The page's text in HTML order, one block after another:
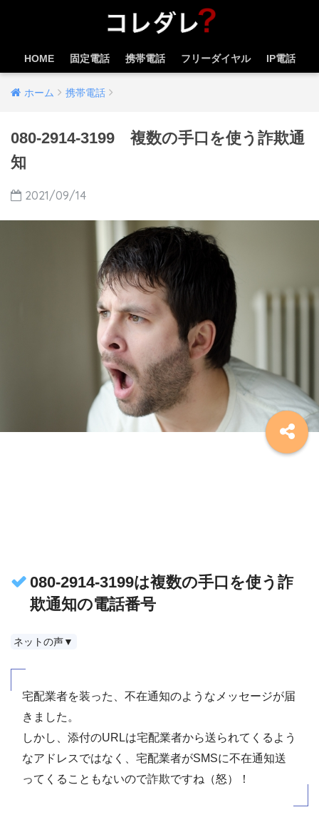
HOME 固定電話 携帯電話 フリーダイヤル IP電話
ホーム 携帯電話
080-2914-3199 複数の手口を使う詐欺通
知
2021/09/14
080-2914-3199は複数の手口を使う詐
欺通知の電話番号
ネットの声▼
宅配業者を装った、不在通知のようなメッセージが届
きました。
しかし、添付のURLは宅配業者から送られてくるよう
なアドレスではなく、宅配業者がSMSに不在通知送
ってくることもないので詐欺ですね（怒）！